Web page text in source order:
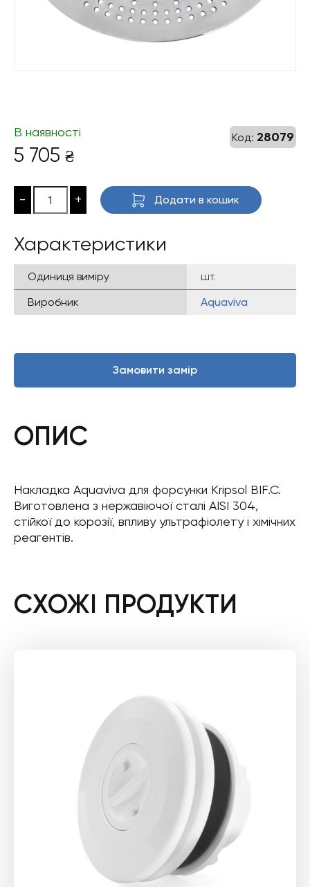
Код: 28079
В наявності
5 705 ₴
- + Додати в кошик
Характеристики
Одиниця виміру
шт.
Виробник
Aquaviva
Замовити замір
ОПИС
Накладка Aquaviva для форсунки Kripsol BIF.C.
Виготовлена з нержавіючої сталі AISI 304,
стійкої до корозії, впливу ультрафіолету і хімічних
реагентів.
СХОЖІ ПРОДУКТИ